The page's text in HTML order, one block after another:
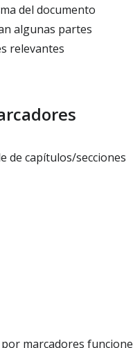
del documento
algunas partes
relevantes
de capítulos/secciones
marcadores funcione